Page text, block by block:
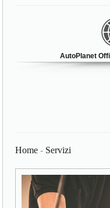
AutoPlanet
Home - Servizi